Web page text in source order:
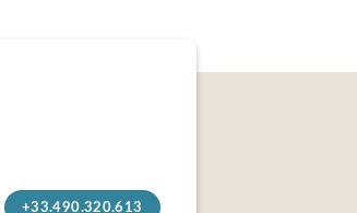
+33.490.320.613